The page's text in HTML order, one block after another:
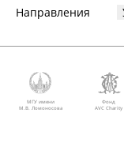
Направления
МГУ имени
М.В. Ломоносова
Фонд
AVC Charity